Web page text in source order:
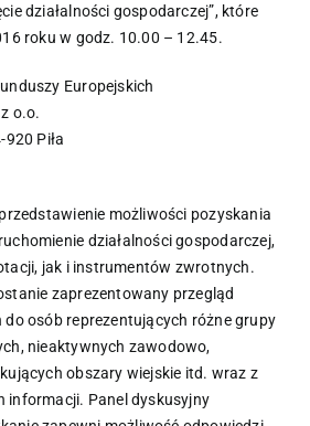
działalności gospodarczej”, które
roku w godz. 10.00 – 12.45.
Europejskich
o.o.
Piła
możliwości pozyskania
działalności gospodarczej,
jak i instrumentów zwrotnych.
zaprezentowany przegląd
do osób reprezentujących różne grupy
nieaktywnych zawodowo,
obszary wiejskie itd. wraz z
informacji. Panel dyskusyjny